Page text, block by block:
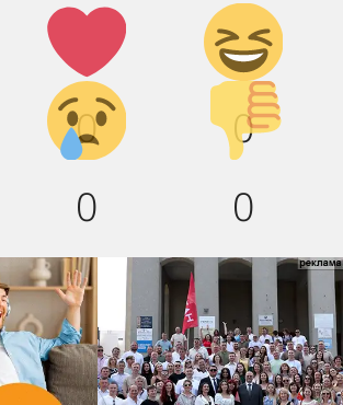
Лайк!
0
Дикий
смех!
0
Грусть :
(
0
Палец
вниз!
0